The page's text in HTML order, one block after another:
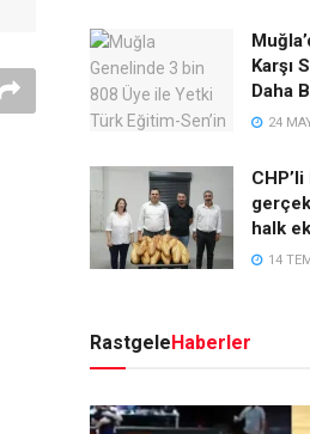
Karşı
Daha
24
halk
14
RastgeleHaberler